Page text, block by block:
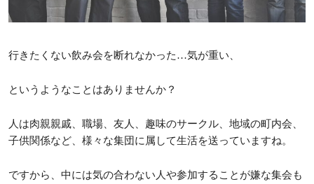
行きたくない飲み会を断れなかった…気が重い、
というようなことはありませんか？
人は肉親親戚、職場、友人、趣味のサークル、地域の町内会、
子供関係など、様々な集団に属して生活を送っていますね。
ですから、中には気の合わない人や参加することが嫌な集会も